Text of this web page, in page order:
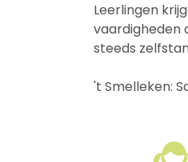
Leerlingen
vaardigheden
steeds
't Smelleken: